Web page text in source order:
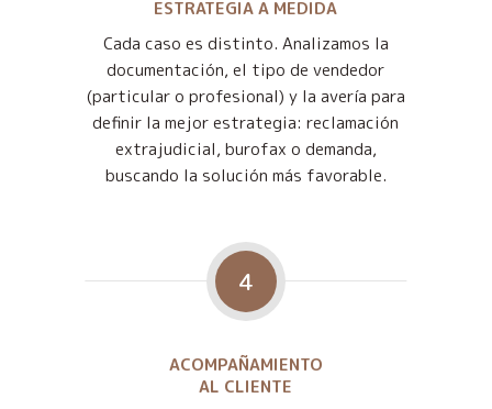
ESTRATEGIA A MEDIDA
Cada caso es distinto. Analizamos la
documentación, el tipo de vendedor
(particular o profesional) y la avería para
definir la mejor estrategia: reclamación
extrajudicial, burofax o demanda,
buscando la solución más favorable.
4
ACOMPAÑAMIENTO
AL CLIENTE